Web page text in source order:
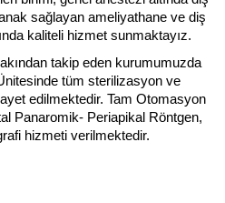
sağlayan ameliyathane ve diş
kaliteli hizmet sunmaktayız.
takip eden kurumumuzda
tüm sterilizasyon ve
edilmektedir. Tam Otomasyon
Panaromik- Periapikal Röntgen,
hizmeti verilmektedir.